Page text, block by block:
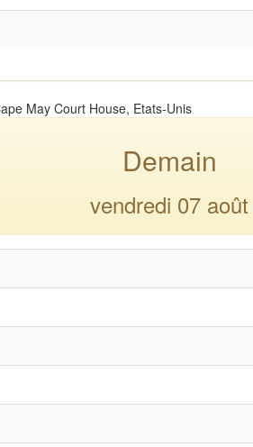
May Court House, Etats-Unis
Demain
vendredi 07 août